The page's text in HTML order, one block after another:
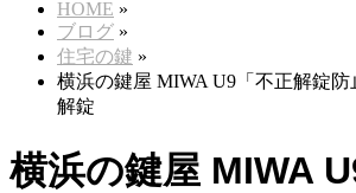
HOME »
ブログ »
住宅の鍵 »
横浜の鍵屋 MIWA U9「不正解錠
解錠
横浜の鍵屋 MIWA